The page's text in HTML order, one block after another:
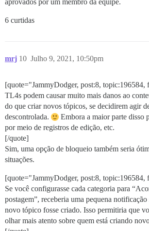
aprovados por um membro da equipe.
6 curtidas
mrj Julho 9, 2021, 10:50pm
10
[quote="JammyDodger, post:8, topic:196584,
TL4s podem causar muito mais danos ao
do que criar novos tópicos, se decidirem agir
descontrolada.
Embora a maior parte disso
por meio de registros de edição, etc.
[/quote]
Sim, uma opção de bloqueio também seria
situações.
[quote="JammyDodger, post:8, topic:196584,
Se você configurasse cada categoria para
postagem”, receberia uma pequena
novo tópico fosse criado. Isso permitiria que
olhar mais atento sobre quem está criando